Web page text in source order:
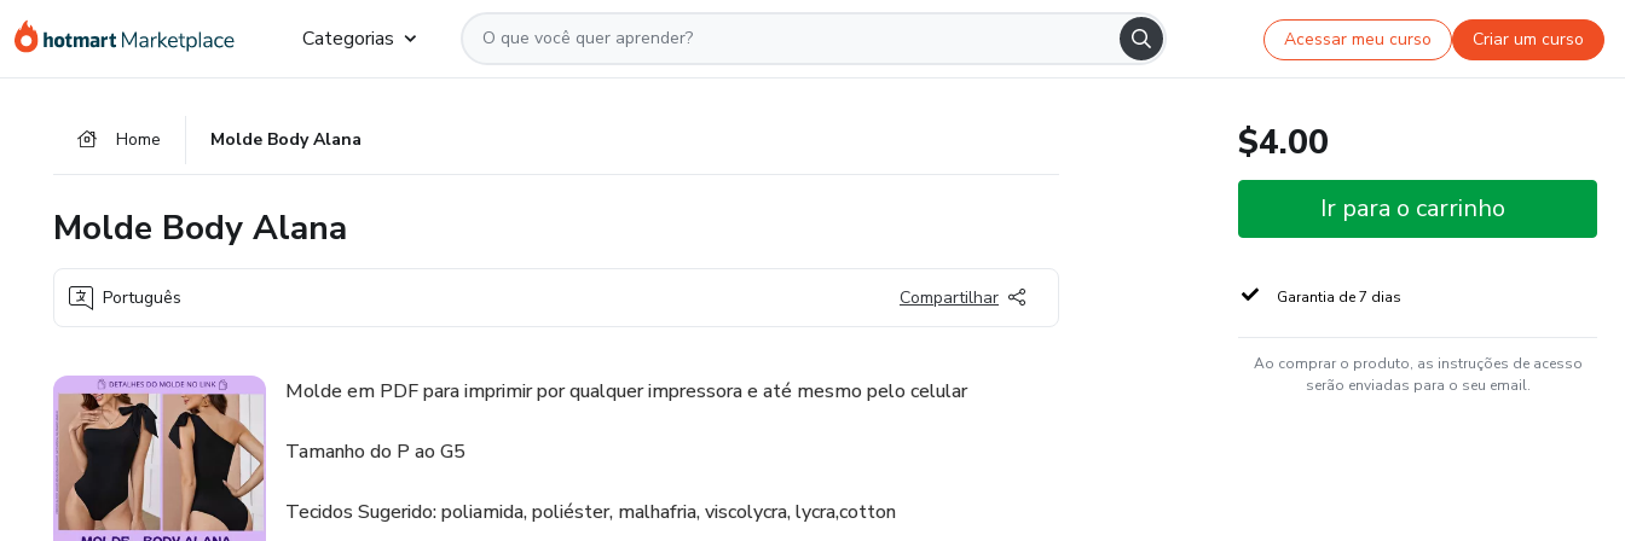
para
para
para
Categorias Acessar meu curso Criar um curso
Home Molde Body Alana
Molde Body Alana
Português Compartilhar
Molde em PDF para imprimir por qualquer impressora e até mesmo pelo celular
Tamanho do P ao G5
Tecidos Sugerido: poliamida, poliéster, malhafria, viscolycra, lycra,cotton
$4.00
Ir para o carrinho
Garantia de 7 dias
Ao comprar o produto, as instruções de acesso
serão enviadas para o seu email.